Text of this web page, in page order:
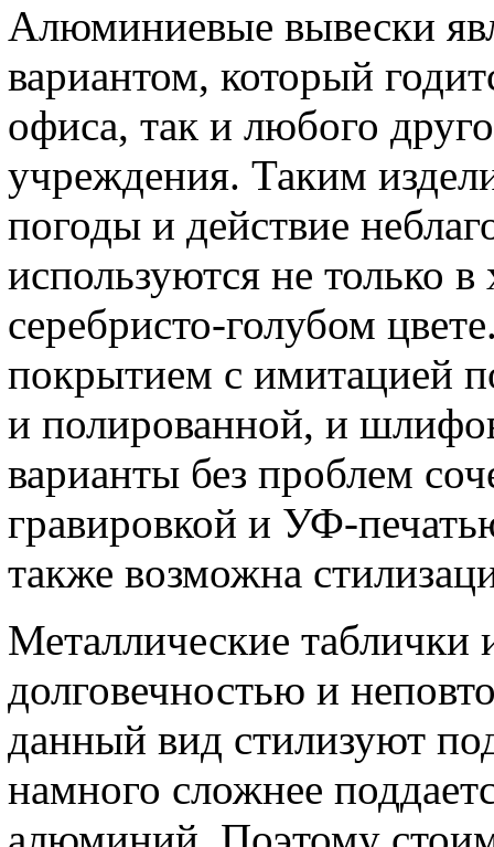
Алюминиевые вывески
вариантом, который
офиса, так и любого
учреждения. Таким
погоды и действие
используются не только
серебристо-голубом
покрытием с имитацией
и полированной, и
варианты без проблем
гравировкой и УФ-
также возможна
Металлические таблички
долговечностью и
данный вид стилизуют
намного сложнее